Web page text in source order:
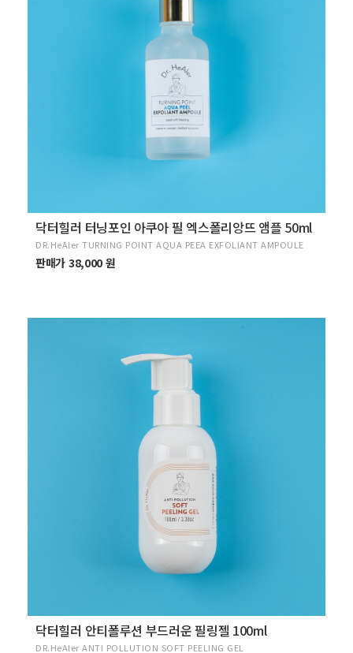
닥터힐러 터닝포인 아쿠아 필 엑스폴리앙뜨 앰플 50ml
DR.HeAler TURNING POINT AQUA PEEA EXFOLIANT AMPOULE
판매가 38,000 원
닥터힐러 안티폴루션 부드러운 필링젤 100ml
DR.HeAler ANTI POLLUTION SOFT PEELING GEL